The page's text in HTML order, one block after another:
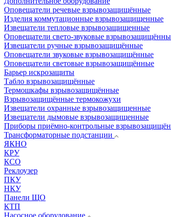
Оповещатели речевые взрывозащищённые
Изделия коммутационные взрывозащищенные
Извещатели тепловые взрывозащищенные
Оповещатели свето-звуковые
Извещатели ручные взрывозащищённые
Оповещатели звуковые взрывозащищённые
Оповещатели световые взрывозащищённые
Барьер искрозащиты
Табло взрывозащищённые
Термошкафы взрывозащищённые
Взрывозащищённые термокожухи
Извещатели охранные взрывозащищенные
Извещатели дымовые взрывозащищенные
Приборы приёмно-контрольные
Трансформаторные подстанции
ЯКНО
КРУ
КСО
Реклоузер
ПКУ
НКУ
Панели ЩО
КТП
Насосное оборудование